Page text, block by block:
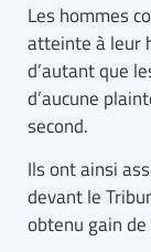
Les hommes
atteinte à leur
d’autant que
d’aucune
second.
Ils ont ainsi
devant le
obtenu gain